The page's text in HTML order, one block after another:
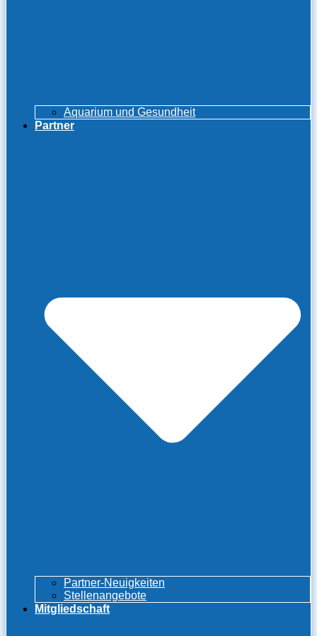
Aquarium und Gesundheit
Partner
Partner-Neuigkeiten
Stellenangebote
Mitgliedschaft